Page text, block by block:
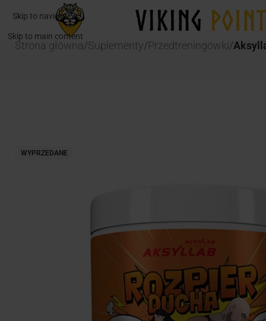
Skip to navigation
Skip to main content
Strona główna/Suplementy/Przedtreningówki /
WYPRZEDANE